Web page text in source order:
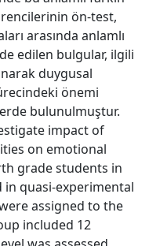
ön-test,
arasında anlamlı
edilen bulgular, ilgili
duygusal
önemi
bulunulmuştur.
impact of
on emotional
grade students in
in quasi-experimental
assigned to the
included 12